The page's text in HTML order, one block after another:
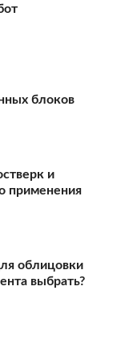
блоков
и
применения
облицовки
выбрать?